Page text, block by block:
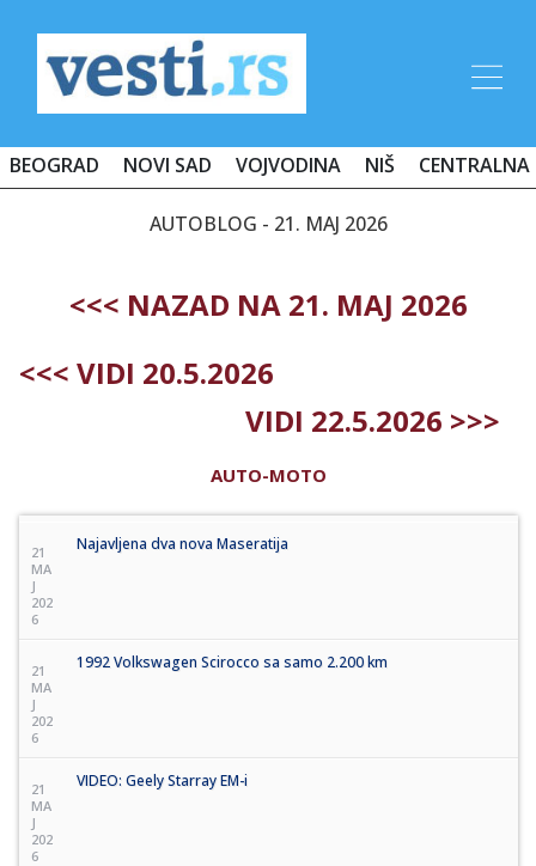
BEOGRAD NOVI SAD VOJVODINA NIŠ CENTRALNA
AUTOBLOG - 21. MAJ 2026
<<< NAZAD NA 21. MAJ 2026
<<< VIDI 20.5.2026
VIDI 22.5.2026 >>>
AUTO-MOTO
21
MA
J
202
6
Najavljena dva nova Maseratija
21
MA
J
202
6
1992 Volkswagen Scirocco sa samo 2.200 km
21
MA
J
202
6
VIDEO: Geely Starray EM-i